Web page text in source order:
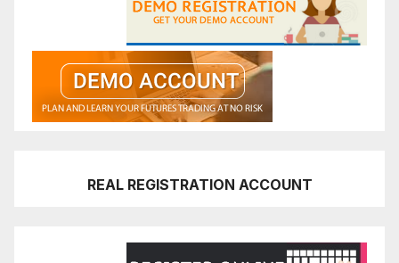
REAL REGISTRATION ACCOUNT